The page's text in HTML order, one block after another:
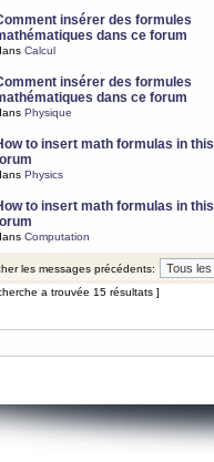
insérer des formules
dans ce forum
Calcul
insérer des formules
dans ce forum
Physique
to insert math formulas in this
Physics
to insert math formulas in this
Computation
les messages précédents:
a trouvée 15 résultats ]